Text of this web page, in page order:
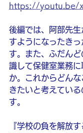
https://youtu.be/
後編では、阿部先
すようになったき
す。また、ふだん
識して保健室業務
か。これからどん
きたいと考えてい
す。
『学校の負を解放